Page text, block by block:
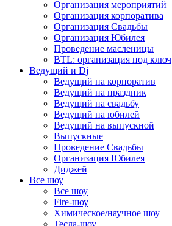
Организация мероприятий
Организация корпоратива
Организация Свадьбы
Организация Юбилея
Проведение масленицы
BTL: организация под ключ
Ведущий и Dj
Ведущий на корпоратив
Ведущий на праздник
Ведущий на свадьбу
Ведущий на юбилей
Ведущий на выпускной
Выпускные
Проведение Свадьбы
Организация Юбилея
Диджей
Все шоу
Все шоу
Fire-шоу
Химическое/научное шоу
Тесла-шоу